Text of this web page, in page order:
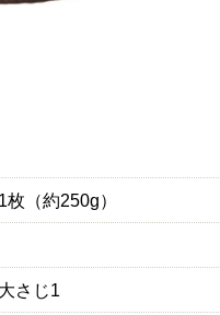
1枚（約250g）
大さじ1